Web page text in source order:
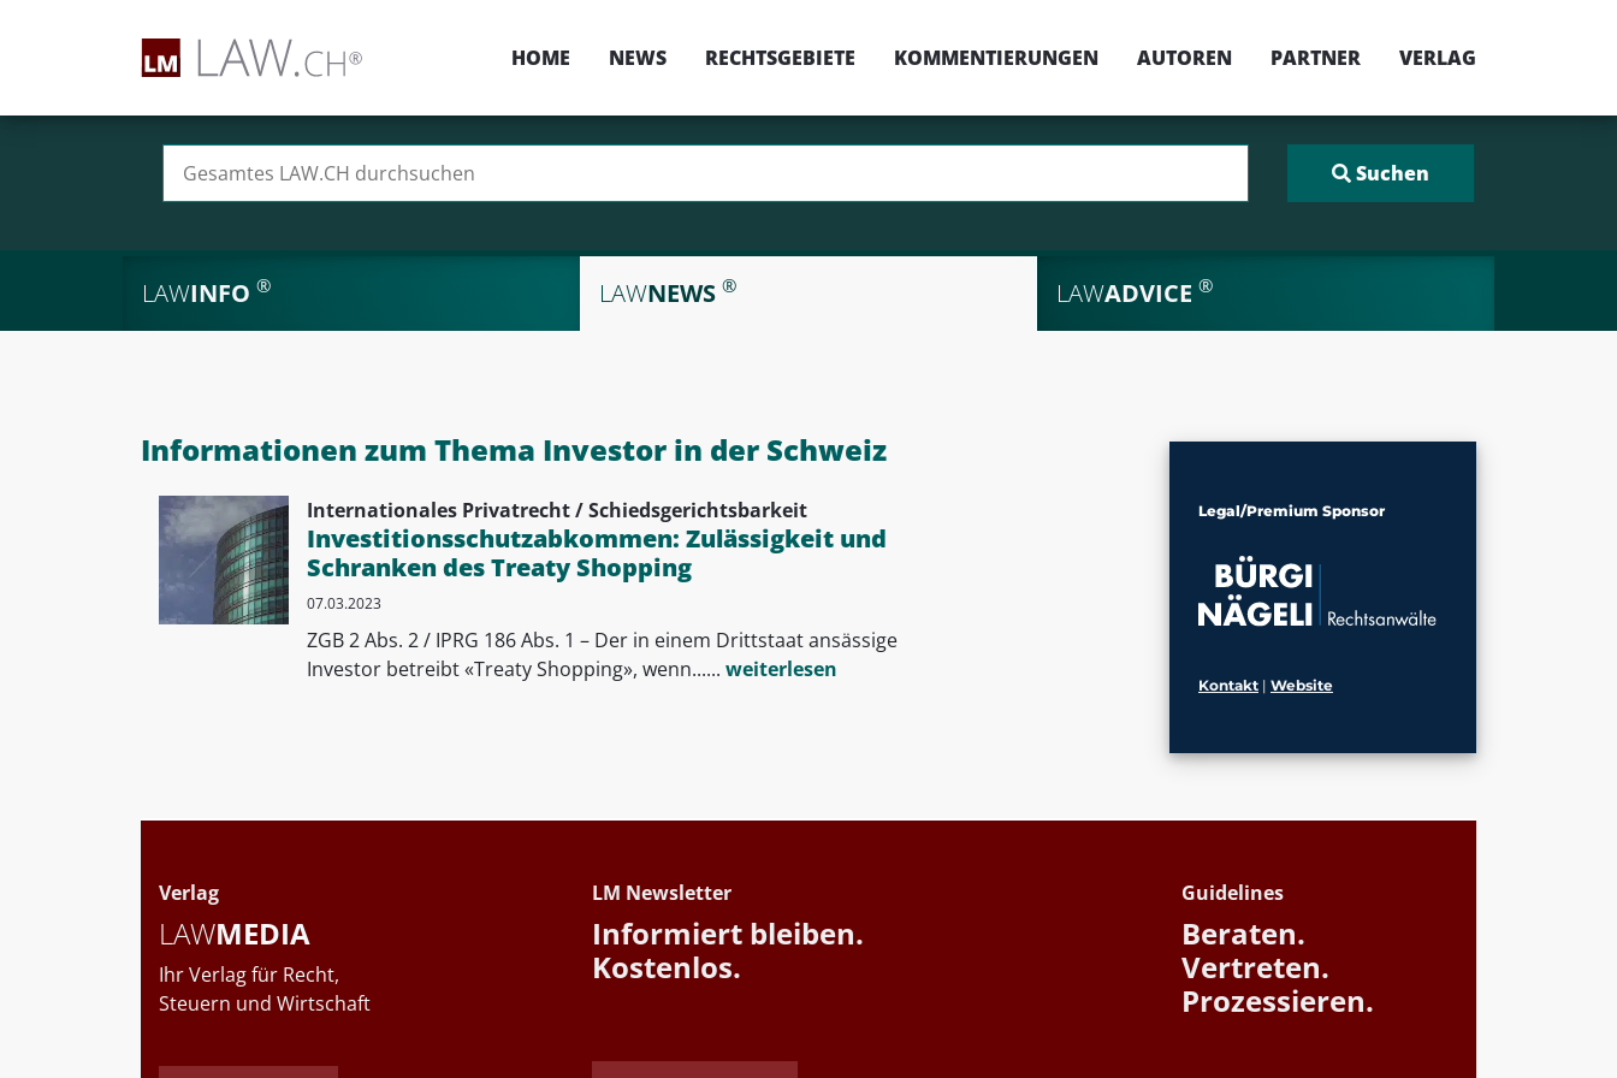
HOME NEWS RECHTSGEBIETE KOMMENTIERUNGEN AUTOREN PARTNER VERLAG
LAWINFO ® LAWNEWS ® LAWADVICE ®
Informationen zum Thema Investor in der Schweiz
Internationales Privatrecht / Schiedsgerichtsbarkeit
Investitionsschutzabkommen: Zulässigkeit und
Schranken des Treaty Shopping
07.03.2023
ZGB 2 Abs. 2 / IPRG 186 Abs. 1 – Der in einem Drittstaat ansässige
Investor betreibt «Treaty Shopping», wenn...... weiterlesen
Legal/Premium Sponsor
Kontakt | Website
Verlag
LAWMEDIA
Ihr Verlag für Recht,
Steuern und Wirtschaft
LM Newsletter
Informiert bleiben.
Kostenlos.
Guidelines
Beraten.
Vertreten.
Prozessieren.